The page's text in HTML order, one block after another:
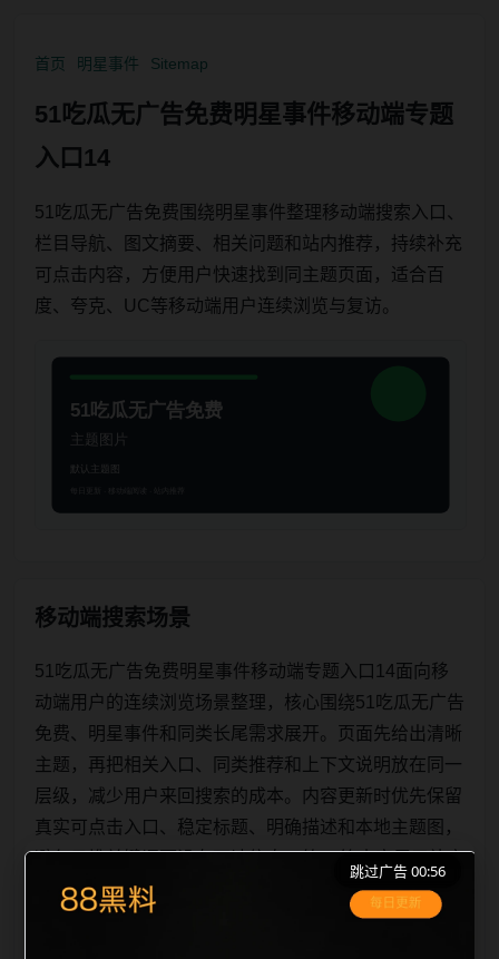
首页 明星事件 Sitemap
51吃瓜无广告免费明星事件移动端专题
入口14
51吃瓜无广告免费围绕明星事件整理移动端搜索入口、
栏目导航、图文摘要、相关问题和站内推荐，持续补充
可点击内容，方便用户快速找到同主题页面，适合百
度、夸克、UC等移动端用户连续浏览与复访。
移动端搜索场景
51吃瓜无广告免费明星事件移动端专题入口14面向移
动端用户的连续浏览场景整理，核心围绕51吃瓜无广告
免费、明星事件和同类长尾需求展开。页面先给出清晰
主题，再把相关入口、同类推荐和上下文说明放在同一
层级，减少用户来回搜索的成本。内容更新时优先保留
真实可点击入口、稳定标题、明确描述和本地主题图，
避免只堆关键词而没有可读信息。第14篇内容用于补齐
栏目深度，同时帮助 sitemap、栏目页、首页推荐形成
更自然的内链关系。图片说明统一绑定站点主关键词、
跳过广告 00:56